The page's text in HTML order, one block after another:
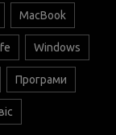
MacBook
Windows
Програми